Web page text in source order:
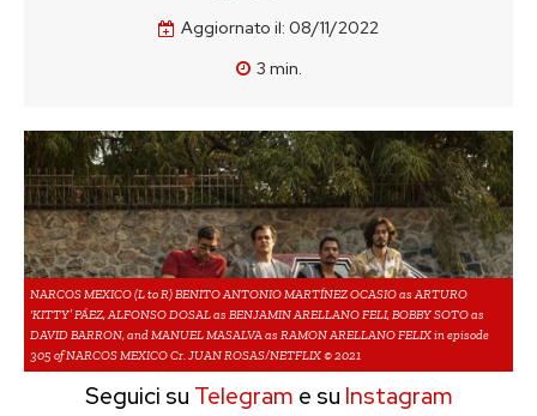
Aggiornato il: 08/11/2022
3 min.
NARCOS MEXICO (L to R) BENITO ANTONIO MARTÍNEZ OCASIO as ARTURO
‘KITTY’ PÁEZ, ALFONSO DOSAL as BENJAMIN ARELLANO FELI, BOBBY SOTO as
DAVID BARRON, and MANUEL MASALVA as RAMON ARELLANO FELIX in episode
305 of NARCOS MEXICO Cr. JUAN ROSAS/NETFLIX © 2021
Seguici su Telegram e su Instagram